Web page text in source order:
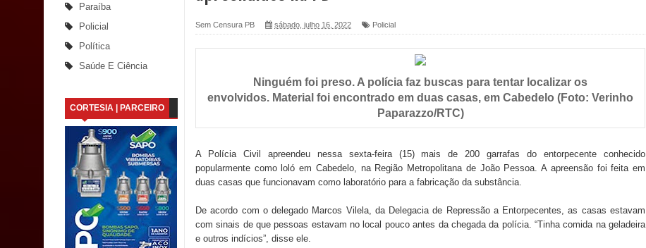
Caldas Brandão: Tradicional Festa de Santana 2026 será neste sábado (25) e deve atrair grande público
Nota de pesar: Câmara de Marí lamenta a morte da ex-vereadora Neta do Sindicato
Prefeito Major Sidnei busca em Brasília recursos para nova Casa de Acolhida e CRAS de Sapé
Denise Ribeiro toma posse no Diretório Nacional do PDT durante Convenção em Brasília
Dois Gigantes da Poesia Paraibana inspiram a IV FEIRA LITERÁRIA DO BREJO em Guarabira
Vereador Davyd Matias reúne cerca de 200 lideranças em apoio à pré-candidatura de Denise Ribeiro à
Assembleia Legislativa
Mari marca presença no maior evento de saúde pública do planeta com foco na qualificação dos serviços do
Paraíba
Policial
Política
Saúde E Ciência
CORTESIA | PARCEIRO
Sem Censura PB sábado, julho 16, 2022 Policial
Ninguém foi preso. A polícia faz buscas para tentar localizar os
envolvidos. Material foi encontrado em duas casas, em Cabedelo (Foto: Verinho
Paparazzo/RTC)
A Polícia Civil apreendeu nessa sexta-feira (15) mais de 200 garrafas do entorpecente conhecido
popularmente como loló em Cabedelo, na Região Metropolitana de João Pessoa. A apreensão foi feita em
duas casas que funcionavam como laboratório para a fabricação da substância.
De acordo com o delegado Marcos Vilela, da Delegacia de Repressão a Entorpecentes, as casas estavam
com sinais de que pessoas estavam no local pouco antes da chegada da polícia. “Tinha comida na geladeira
e outros indícios”, disse ele.